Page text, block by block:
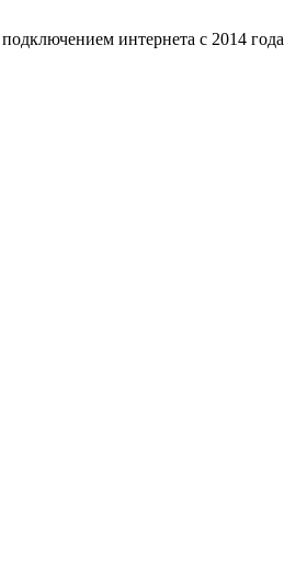
интернета с 2014 года